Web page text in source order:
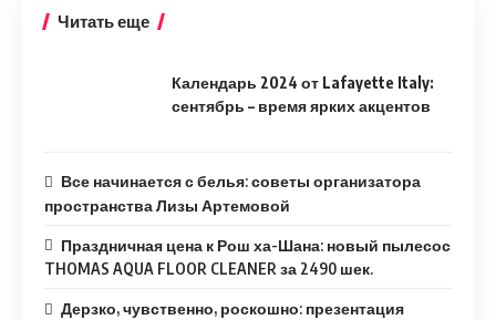
Читать еще
Календарь 2024 от Lafayette Italy:
сентябрь – время ярких акцентов
Все начинается с белья: советы организатора
пространства Лизы Артемовой
Праздничная цена к Рош ха-Шана: новый пылесос
THOMAS AQUA FLOOR CLEANER за 2490 шек.
Дерзко, чувственно, роскошно: презентация